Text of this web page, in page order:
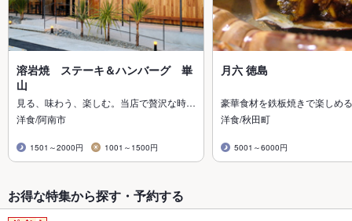
溶岩焼 ステーキ＆ハンバーグ 崋
山
見る、味わう、楽しむ。当店で贅沢な時…
洋食/阿南市
1501～2000円 1001～1500円
月六 徳島
豪華食材を鉄板焼きで楽しめ
洋食/秋田町
5001～6000円
お得な特集から探す・予約する